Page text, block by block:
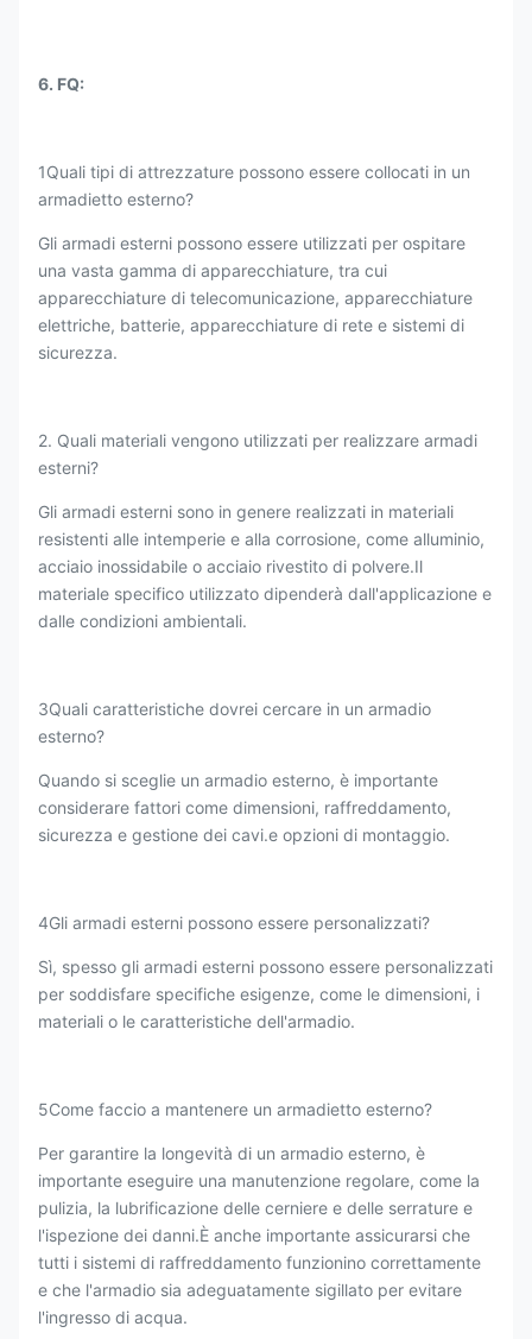
6. FQ:
1Quali tipi di attrezzature possono essere collocati in un
armadietto esterno?
Gli armadi esterni possono essere utilizzati per ospitare
una vasta gamma di apparecchiature, tra cui
apparecchiature di telecomunicazione, apparecchiature
elettriche, batterie, apparecchiature di rete e sistemi di
sicurezza.
2. Quali materiali vengono utilizzati per realizzare armadi
esterni?
Gli armadi esterni sono in genere realizzati in materiali
resistenti alle intemperie e alla corrosione, come alluminio,
acciaio inossidabile o acciaio rivestito di polvere.Il
materiale specifico utilizzato dipenderà dall'applicazione e
dalle condizioni ambientali.
3Quali caratteristiche dovrei cercare in un armadio
esterno?
Quando si sceglie un armadio esterno, è importante
considerare fattori come dimensioni, raffreddamento,
sicurezza e gestione dei cavi.e opzioni di montaggio.
4Gli armadi esterni possono essere personalizzati?
Sì, spesso gli armadi esterni possono essere personalizzati
per soddisfare specifiche esigenze, come le dimensioni, i
materiali o le caratteristiche dell'armadio.
5Come faccio a mantenere un armadietto esterno?
Per garantire la longevità di un armadio esterno, è
importante eseguire una manutenzione regolare, come la
pulizia, la lubrificazione delle cerniere e delle serrature e
l'ispezione dei danni.È anche importante assicurarsi che
tutti i sistemi di raffreddamento funzionino correttamente
e che l'armadio sia adeguatamente sigillato per evitare
l'ingresso di acqua.